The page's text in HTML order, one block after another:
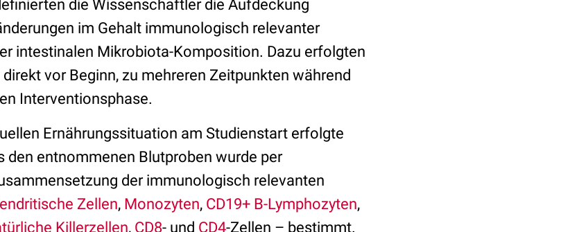
die Wissenschaftler die Aufdeckung
im Gehalt immunologisch relevanter
intestinalen Mikrobiota-Komposition. Dazu erfolgten
vor Beginn, zu mehreren Zeitpunkten während
Interventionsphase.
Ernährungssituation am Studienstart erfolgte
den entnommenen Blutproben wurde per
der immunologisch relevanten
Zellen, Monozyten, CD19+ B-Lymphozyten,
Killerzellen, CD8- und CD4-Zellen – bestimmt.